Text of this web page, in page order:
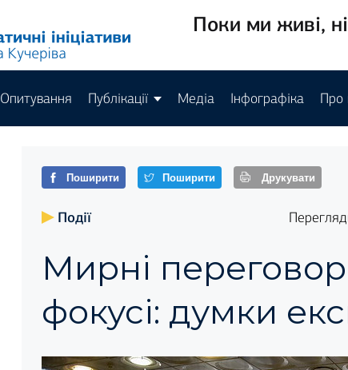
Поки ми живі,
Опитування Публікації Медіа Інфографіка Про
Поширити Поширити Друкувати
Події
Мирні
фокусі: думки